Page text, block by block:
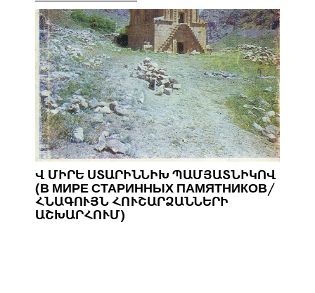
Վ ՄԻՐԵ ՍՏԱՐԻՆՆԻԽ ՊԱՄՅԱՏՆԻԿՈՎ
(В МИРЕ СТАРИННЫХ ПАМЯТНИКОВ/
ՀՆԱԳՈՒՅՆ ՀՈՒՇԱՐՁԱՆՆԵՐԻ
ԱՇԽԱՐՀՈՒՄ)